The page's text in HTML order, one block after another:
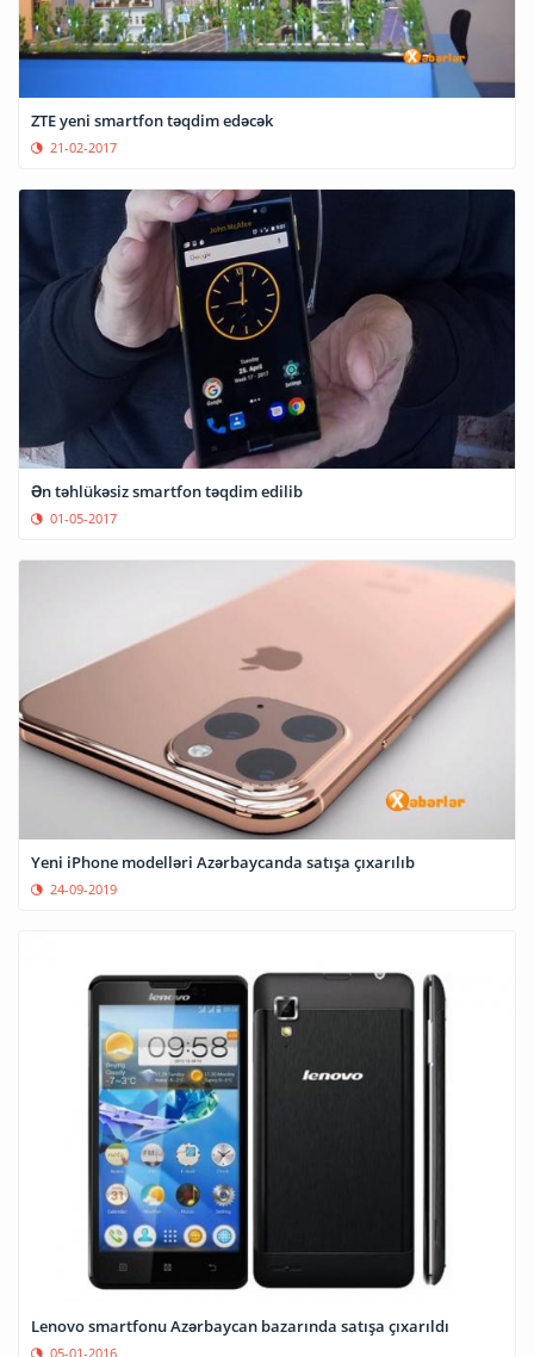
ZTE yeni smartfon təqdim edəcək
21-02-2017
Ən təhlükəsiz smartfon təqdim edilib
01-05-2017
Yeni iPhone modelləri Azərbaycanda satışa çıxarılıb
24-09-2019
Lenovo smartfonu Azərbaycan bazarında satışa çıxarıldı
05-01-2016